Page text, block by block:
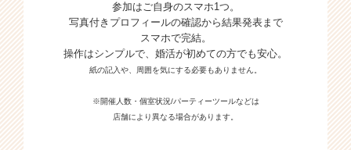
参加はご自身のスマホ1つ。
写真付きプロフィールの確認から結果発表まで
スマホで完結。
操作はシンプルで、婚活が初めての方でも安心。
紙の記入や、周囲を気にする必要もありません。
※開催人数・個室状況/パーティーツールなどは
店舗により異なる場合があります。